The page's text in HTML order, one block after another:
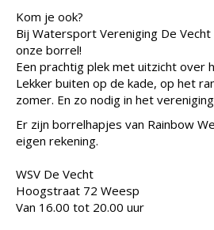
Kom je ook?
Bij Watersport Vereniging De
onze borrel!
Een prachtig plek met uitzicht over
Lekker buiten op de kade, op het
zomer. En zo nodig in het
Er zijn borrelhapjes van Rainbow
eigen rekening.
WSV De Vecht
Hoogstraat 72 Weesp
Van 16.00 tot 20.00 uur